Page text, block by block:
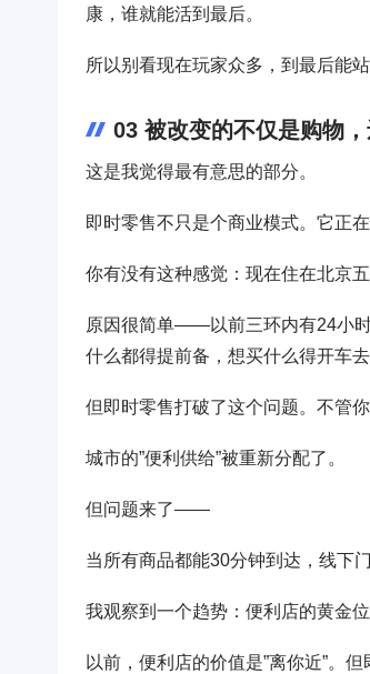
康，谁就能活到最后。
所以别看现在玩家众多，到最后能
03 被改变的不仅是购物
这是我觉得最有意思的部分。
即时零售不只是个商业模式。它正
你有没有这种感觉：现在住在北京
原因很简单——以前三环内有24小
什么都得提前备，想买什么得开车去
但即时零售打破了这个问题。不管
城市的”便利供给”被重新分配了。
但问题来了——
当所有商品都能30分钟到达，线下
我观察到一个趋势：便利店的黄金
以前，便利店的价值是”离你近”。